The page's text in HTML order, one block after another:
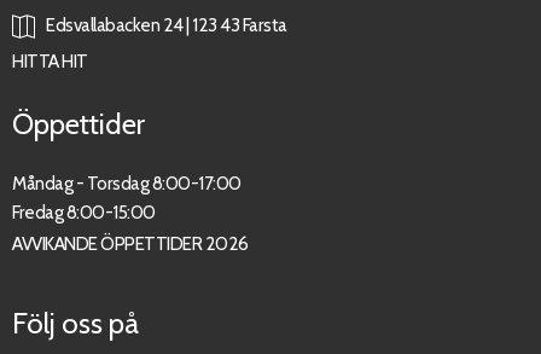
Edsvallabacken 24 | 123 43 Farsta
HITTA HIT
Öppettider
Måndag - Torsdag 8:00-17:00
Fredag 8:00-15:00
AVVIKANDE ÖPPETTIDER 2026
Följ oss på